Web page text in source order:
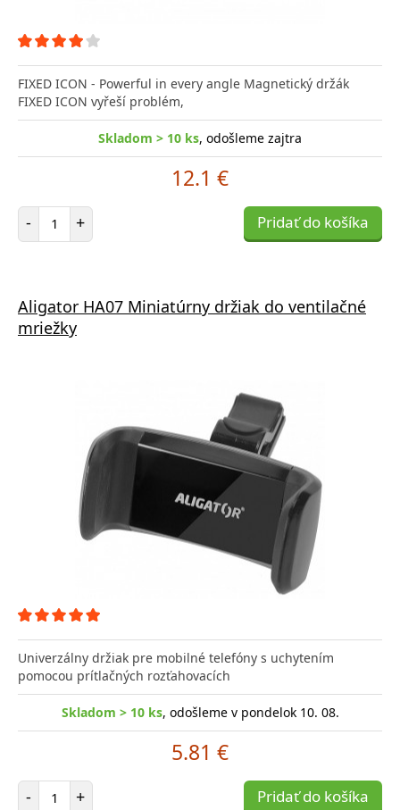
FIXED ICON - Powerful in every angle Magnetický držák
FIXED ICON vyřeší problém,
Skladom > 10 ks, odošleme zajtra
12.1 €
- Počet položiek
+ Pridať do košíka
Aligator HA07 Miniatúrny držiak do ventilačné
mriežky
Univerzálny držiak pre mobilné telefóny s uchytením
pomocou prítlačných rozťahovacích
Skladom > 10 ks, odošleme v pondelok 10. 08.
5.81 €
- Počet položiek
+ Pridať do košíka